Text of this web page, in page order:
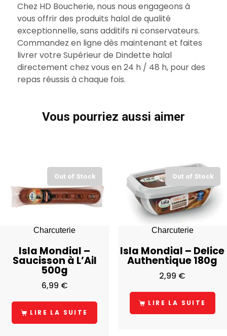
Chez HD Boucherie, nous nous engageons à
vous offrir des produits halal de qualité
exceptionnelle, sans additifs ni conservateurs.
Commandez en ligne dès maintenant et faites
livrer votre Supérieur de Dindette halal
directement chez vous en 24 h / 48 h, pour des
repas réussis à chaque fois.
Vous pourriez aussi aimer
Out of Stock
Charcuterie
Isla Mondial –
Saucisson à L’Ail
500g
6,99 €
LIRE LA SUITE
Out of Stock
Charcuterie
Isla Mondial – Delice
Authentique 180g
2,99 €
LIRE LA SUITE